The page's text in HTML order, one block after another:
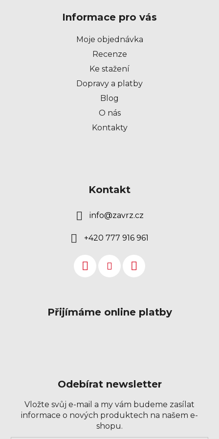
Informace pro vás
Moje objednávka
Recenze
Ke stažení
Dopravy a platby
Blog
O nás
Kontakty
Kontakt
info@zavrz.cz
+420 777 916 961
Přijímáme online platby
Odebírat newsletter
Vložte svůj e-mail a my vám budeme zasílat
informace o nových produktech na našem e-
shopu.